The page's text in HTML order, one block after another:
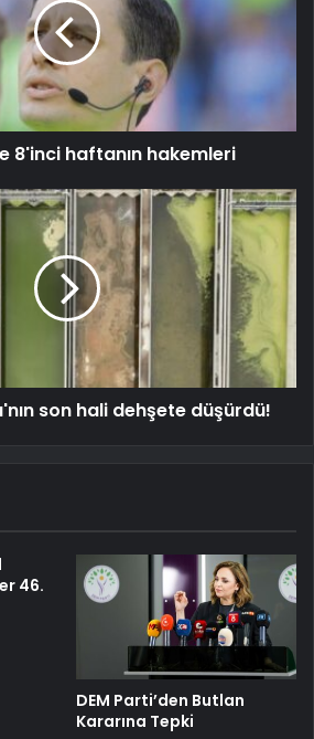
8'inci haftanın hakemleri
son hali dehşete düşürdü!
46.
DEM Parti’den Butlan
Kararına Tepki